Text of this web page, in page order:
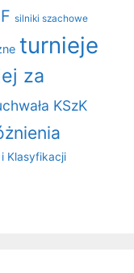
silniki szachowe
turnieje
za
KSzK
i Klasyfikacji